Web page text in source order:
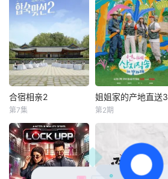
合宿相亲2
金曜汉
10名想结婚的单身
男女和10名他们的
母亲一起合住了6
合宿相亲2
第7集
姐姐家的产地直送3
已完成制作，进入
筹备阶段【嘿叭电
影-热播综艺免费在
姐姐家的产地直送3
第2期